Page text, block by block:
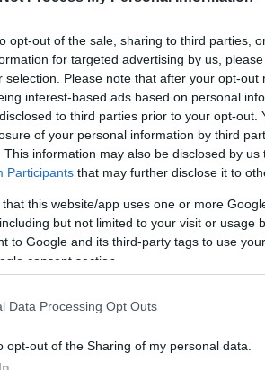
opt-out of the sale, sharing to third parties,
for targeted advertising by us,
selection. Please note that after your opt-out
interest-based ads based on personal
to third parties prior to your opt-out.
of your personal information by third
This information may also be disclosed by
Participants that may further disclose it to
that this website/app uses one or more
but not limited to your visit or usage
to Google and its third-party tags to use
consent section.
Data Processing Opt Outs
opt-out of the Sharing of my personal data.